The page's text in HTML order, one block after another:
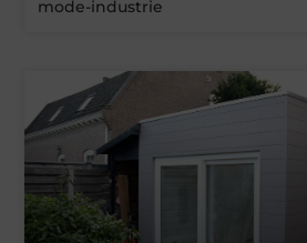
mode-industrie